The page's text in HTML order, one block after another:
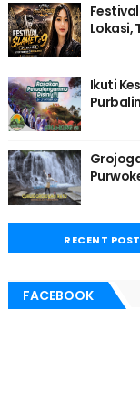
Lokasi,
Ikuti
RECENT
FACEBOOK